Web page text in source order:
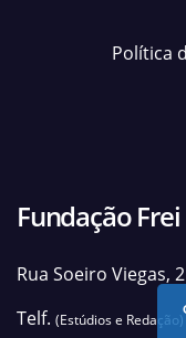
Política
Fundação
Rua Soeiro Viegas,
Telf. (Estúdios e Redação)